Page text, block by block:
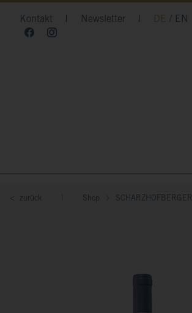
Kontakt Newsletter DE EN
< zurück Shop SCHARZHOFBERGER